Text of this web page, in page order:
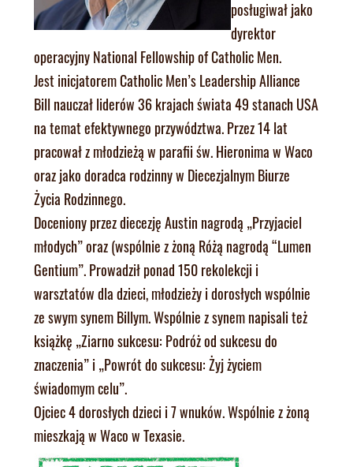
posługiwał jako
dyrektor
operacyjny National Fellowship of Catholic Men.
Jest inicjatorem Catholic Men’s Leadership Alliance
Bill nauczał liderów 36 krajach świata 49 stanach USA
na temat efektywnego przywództwa. Przez 14 lat
pracował z młodzieżą w parafii św. Hieronima w Waco
oraz jako doradca rodzinny w Diecezjalnym Biurze
Życia Rodzinnego.
Doceniony przez diecezję Austin nagrodą „Przyjaciel
młodych” oraz (wspólnie z żoną Różą nagrodą “Lumen
Gentium”. Prowadził ponad 150 rekolekcji i
warsztatów dla dzieci, młodzieży i dorosłych wspólnie
ze swym synem Billym. Wspólnie z synem napisali też
książkę „Ziarno sukcesu: Podróż od sukcesu do
znaczenia” i „Powrót do sukcesu: Żyj życiem
świadomym celu”.
Ojciec 4 dorosłych dzieci i 7 wnuków. Wspólnie z żoną
mieszkają w Waco w Texasie.